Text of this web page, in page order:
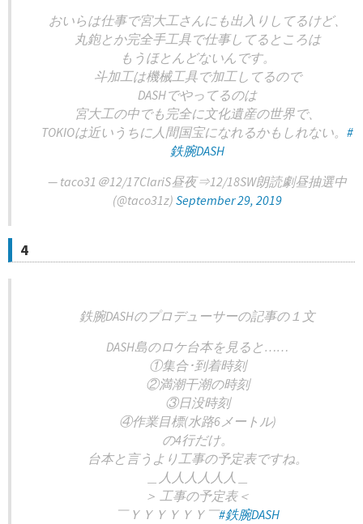
おいらは仕事で宮大工さんにも出入りしてるけど、
丸鉋とか完全手工具で仕事してるところは
もうほとんどないんです。
斗加工は機械工具で加工してるので
DASHでやってるのは
宮大工の中でも完全に文化遺産の世界で、
TOKIOは近いうちに人間国宝になれるかもしれない。 #
鉄腕DASH
— taco31＠12/17ClariS昼夜⇒12/18SW朗読劇昼抽選中
(@taco31z) September 29, 2019
4
鉄腕DASHのプロデューサーの記事の１文
DASH島のロケ台本を見ると……
①集合･到着時刻
②満潮干潮の時刻
③日没時刻
④作業目標(水路6メートル)
の4行だけ。
台本と言うより工事の予定表ですね。
＿人人人人人人＿
＞ 工事の予定表＜
￣ＹＹＹＹＹＹ￣#鉄腕DASH